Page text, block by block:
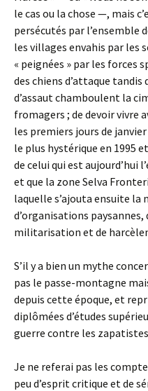
le cas ou la chose —, mais
persécutés par l’ensemble
les villages envahis par les
« peignées » par les forces
des chiens d’attaque
d’assaut chamboulent la
fromagers ; de devoir vivre
les premiers jours de
le plus hystérique en 1995
de celui qui est aujourd’hui
et que la zone Selva
laquelle s’ajouta ensuite la
d’organisations
militarisation et de
S’il y a bien un mythe
pas le passe-montagne
depuis cette époque, et
diplômées d’études
guerre contre les zapatistes
Je ne referai pas les
peu d’esprit critique et de